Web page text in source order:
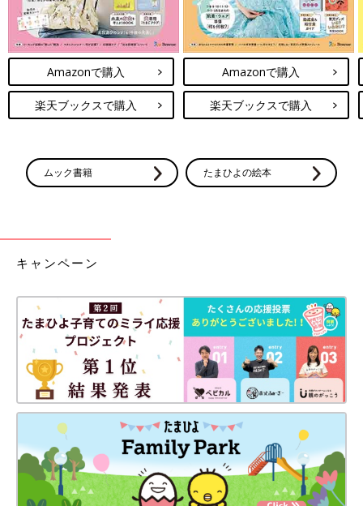
Amazonで購入
楽天ブックスで購入
Amazonで購入
楽天ブックスで購入
ムック書籍 たまひよの絵本
キャンペーン